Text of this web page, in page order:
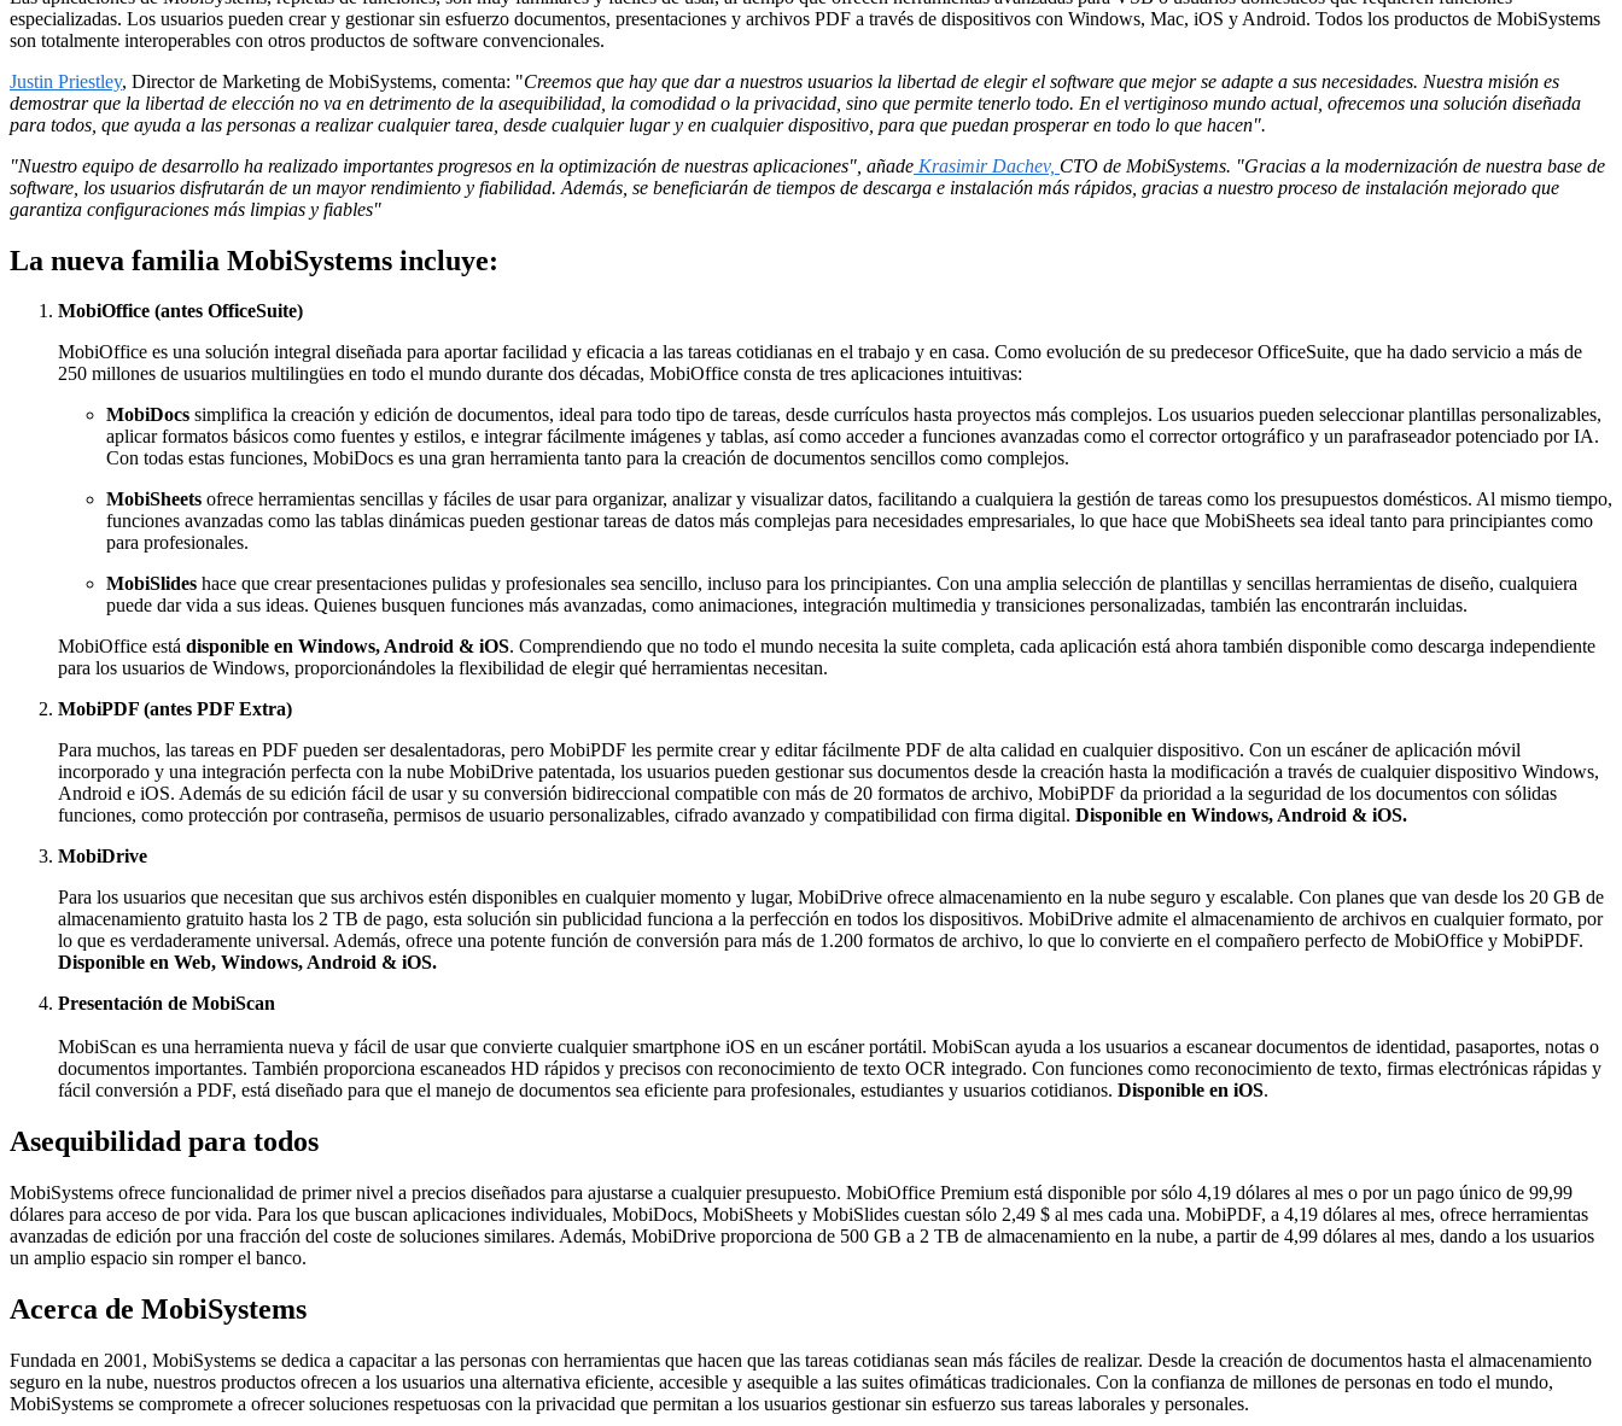
especializadas. Los usuarios pueden crear y gestionar sin esfuerzo documentos, presentaciones y archivos PDF a través de dispositivos con Windows, Mac, iOS y Android. Todos los productos de MobiSystems
son totalmente interoperables con otros productos de software convencionales.
Justin Priestley, Director de Marketing de MobiSystems, comenta: "Creemos que hay que dar a nuestros usuarios la libertad de elegir el software que mejor se adapte a sus necesidades. Nuestra misión es
demostrar que la libertad de elección no va en detrimento de la asequibilidad, la comodidad o la privacidad, sino que permite tenerlo todo. En el vertiginoso mundo actual, ofrecemos una solución diseñada
para todos, que ayuda a las personas a realizar cualquier tarea, desde cualquier lugar y en cualquier dispositivo, para que puedan prosperar en todo lo que hacen".
"Nuestro equipo de desarrollo ha realizado importantes progresos en la optimización de nuestras aplicaciones", añade Krasimir Dachev, CTO de MobiSystems. "Gracias a la modernización de nuestra base de
software, los usuarios disfrutarán de un mayor rendimiento y fiabilidad. Además, se beneficiarán de tiempos de descarga e instalación más rápidos, gracias a nuestro proceso de instalación mejorado que
garantiza configuraciones más limpias y fiables"
La nueva familia MobiSystems incluye:
MobiOffice (antes OfficeSuite)
MobiOffice es una solución integral diseñada para aportar facilidad y eficacia a las tareas cotidianas en el trabajo y en casa. Como evolución de su predecesor OfficeSuite, que ha dado servicio a más de
250 millones de usuarios multilingües en todo el mundo durante dos décadas, MobiOffice consta de tres aplicaciones intuitivas:
MobiDocs simplifica la creación y edición de documentos, ideal para todo tipo de tareas, desde currículos hasta proyectos más complejos. Los usuarios pueden seleccionar plantillas personalizables,
aplicar formatos básicos como fuentes y estilos, e integrar fácilmente imágenes y tablas, así como acceder a funciones avanzadas como el corrector ortográfico y un parafraseador potenciado por IA.
Con todas estas funciones, MobiDocs es una gran herramienta tanto para la creación de documentos sencillos como complejos.
MobiSheets ofrece herramientas sencillas y fáciles de usar para organizar, analizar y visualizar datos, facilitando a cualquiera la gestión de tareas como los presupuestos domésticos. Al mismo tiempo,
funciones avanzadas como las tablas dinámicas pueden gestionar tareas de datos más complejas para necesidades empresariales, lo que hace que MobiSheets sea ideal tanto para principiantes como
para profesionales.
MobiSlides hace que crear presentaciones pulidas y profesionales sea sencillo, incluso para los principiantes. Con una amplia selección de plantillas y sencillas herramientas de diseño, cualquiera
puede dar vida a sus ideas. Quienes busquen funciones más avanzadas, como animaciones, integración multimedia y transiciones personalizadas, también las encontrarán incluidas.
MobiOffice está disponible en Windows, Android & iOS. Comprendiendo que no todo el mundo necesita la suite completa, cada aplicación está ahora también disponible como descarga independiente
para los usuarios de Windows, proporcionándoles la flexibilidad de elegir qué herramientas necesitan.
MobiPDF (antes PDF Extra)
Para muchos, las tareas en PDF pueden ser desalentadoras, pero MobiPDF les permite crear y editar fácilmente PDF de alta calidad en cualquier dispositivo. Con un escáner de aplicación móvil
incorporado y una integración perfecta con la nube MobiDrive patentada, los usuarios pueden gestionar sus documentos desde la creación hasta la modificación a través de cualquier dispositivo Windows,
Android e iOS. Además de su edición fácil de usar y su conversión bidireccional compatible con más de 20 formatos de archivo, MobiPDF da prioridad a la seguridad de los documentos con sólidas
funciones, como protección por contraseña, permisos de usuario personalizables, cifrado avanzado y compatibilidad con firma digital. Disponible en Windows, Android & iOS.
MobiDrive
Para los usuarios que necesitan que sus archivos estén disponibles en cualquier momento y lugar, MobiDrive ofrece almacenamiento en la nube seguro y escalable. Con planes que van desde los 20 GB de
almacenamiento gratuito hasta los 2 TB de pago, esta solución sin publicidad funciona a la perfección en todos los dispositivos. MobiDrive admite el almacenamiento de archivos en cualquier formato, por
lo que es verdaderamente universal. Además, ofrece una potente función de conversión para más de 1.200 formatos de archivo, lo que lo convierte en el compañero perfecto de MobiOffice y MobiPDF.
Disponible en Web, Windows, Android & iOS.
Presentación de MobiScan
MobiScan es una herramienta nueva y fácil de usar que convierte cualquier smartphone iOS en un escáner portátil. MobiScan ayuda a los usuarios a escanear documentos de identidad, pasaportes, notas o
documentos importantes. También proporciona escaneados HD rápidos y precisos con reconocimiento de texto OCR integrado. Con funciones como reconocimiento de texto, firmas electrónicas rápidas y
fácil conversión a PDF, está diseñado para que el manejo de documentos sea eficiente para profesionales, estudiantes y usuarios cotidianos. Disponible en iOS.
Asequibilidad para todos
MobiSystems ofrece funcionalidad de primer nivel a precios diseñados para ajustarse a cualquier presupuesto. MobiOffice Premium está disponible por sólo 4,19 dólares al mes o por un pago único de 99,99
dólares para acceso de por vida. Para los que buscan aplicaciones individuales, MobiDocs, MobiSheets y MobiSlides cuestan sólo 2,49 $ al mes cada una. MobiPDF, a 4,19 dólares al mes, ofrece herramientas
avanzadas de edición por una fracción del coste de soluciones similares. Además, MobiDrive proporciona de 500 GB a 2 TB de almacenamiento en la nube, a partir de 4,99 dólares al mes, dando a los usuarios
un amplio espacio sin romper el banco.
Acerca de MobiSystems
Fundada en 2001, MobiSystems se dedica a capacitar a las personas con herramientas que hacen que las tareas cotidianas sean más fáciles de realizar. Desde la creación de documentos hasta el almacenamiento
seguro en la nube, nuestros productos ofrecen a los usuarios una alternativa eficiente, accesible y asequible a las suites ofimáticas tradicionales. Con la confianza de millones de personas en todo el mundo,
MobiSystems se compromete a ofrecer soluciones respetuosas con la privacidad que permitan a los usuarios gestionar sin esfuerzo sus tareas laborales y personales.